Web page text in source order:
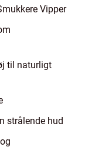
Vipper
til naturligt
strålende hud